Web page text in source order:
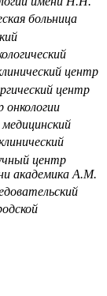
больница
центр
центр
центр
академика А.М.